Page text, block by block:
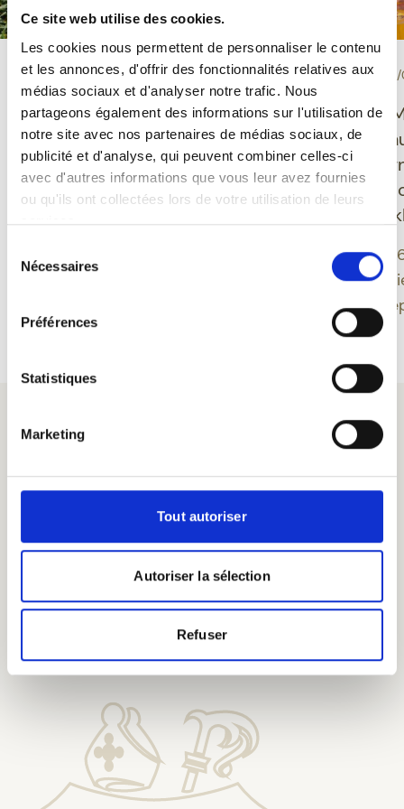
Ce site web utilise des cookies.
Les cookies nous permettent de personnaliser le contenu
et les annonces, d'offrir des fonctionnalités relatives aux
médias sociaux et d'analyser notre trafic. Nous
partageons également des informations sur l'utilisation de
notre site avec nos partenaires de médias sociaux, de
publicité et d'analyse, qui peuvent combiner celles-ci
avec d'autres informations que vous leur avez fournies
ou qu'ils ont collectées lors de votre utilisation de leurs
services.
Nécessaires
Préférences
Statistiques
Marketing
Tout autoriser
Autoriser la sélection
Refuser
PROEVERIJ-10/06/2026
Grisette Bio glutenvrij:
een Belgisch bier dat
plezier, evenwicht en
moderniteit verenigt
Grisette biedt een
Belgisch bier door
integreren in een
verankerd is in een
brouwkennis.
EVENEMENT-
Ducasse de
Feuillien
nieuwe
geïnspireerd
Montoise
Een editie
band tussen
erfgoed
Proef onze bieren bij onze